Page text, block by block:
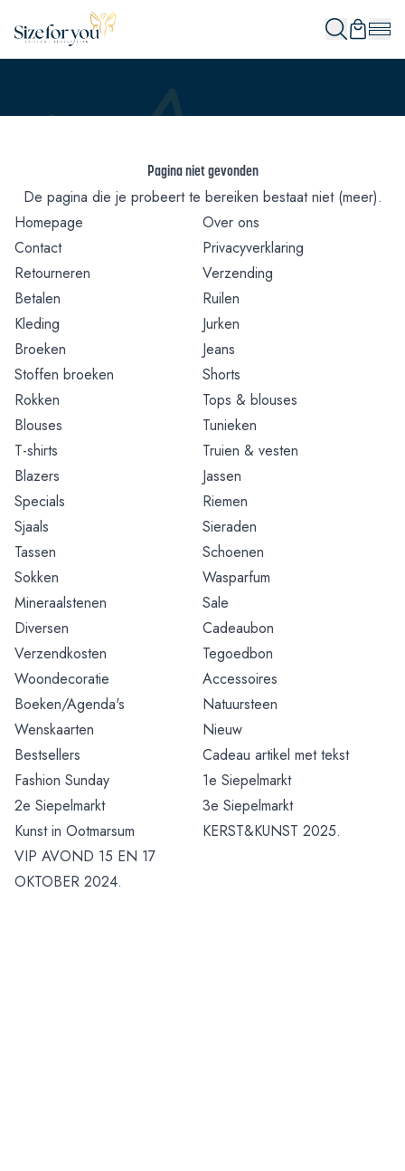
Pagina niet gevonden
De pagina die je probeert te bereiken bestaat niet (meer).
Homepage
Over ons
Contact
Privacyverklaring
Retourneren
Verzending
Betalen
Ruilen
Kleding
Jurken
Broeken
Jeans
Stoffen broeken
Shorts
Rokken
Tops & blouses
Blouses
Tunieken
T-shirts
Truien & vesten
Blazers
Jassen
Specials
Riemen
Sjaals
Sieraden
Tassen
Schoenen
Sokken
Wasparfum
Mineraalstenen
Sale
Diversen
Cadeaubon
Verzendkosten
Tegoedbon
Woondecoratie
Accessoires
Boeken/Agenda's
Natuursteen
Wenskaarten
Nieuw
Bestsellers
Cadeau artikel met tekst
Fashion Sunday
1e Siepelmarkt
2e Siepelmarkt
3e Siepelmarkt
Kunst in Ootmarsum
KERST&KUNST 2025.
VIP AVOND 15 EN 17
OKTOBER 2024.